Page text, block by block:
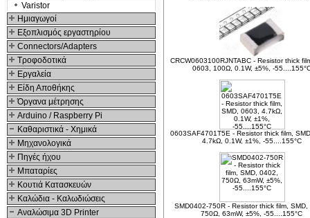
Varistor
Hμιαγωγοί
Εξοπλισμός εργαστηρίου
Connectors/Adapters
Τροφοδοτικά
Εργαλεία
Είδη Αποθήκης
Όργανα μέτρησης
Arduino / Raspberry Pi
Καθαριστικά - Χημικά
Μηχανολογικά
Πηγές ήχου
Μπαταρίες
Κουτιά Κατασκευών
Καλώδια - Καλωδιώσεις
Αναλώσιμα 3D Printer
CRCW0603100RJNTABC - Resistor thick
0603, 100Ω, 0.1W, ±5%, -
0603SAF4701T5E - Resistor thick film,
4.7kΩ, 0.1W, ±1%, -55....155°C
SMD0402-750R - Resistor thick film,
750Ω, 63mW, ±5%, -55....155°C